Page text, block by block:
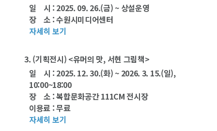
일 시 : 2025. 09. 26.(금) ~ 상설운영
장 소 : 수원시미디어센터
자세히 보기
3. (기획전시) <유머의 맛, 서현 그림책>
일 시 : 2025. 12. 30.(화) ~ 2026. 3. 15.(일),
10:00~18:00
장 소 : 복합문화공간 111CM 전시장
이용료 : 무료
자세히 보기